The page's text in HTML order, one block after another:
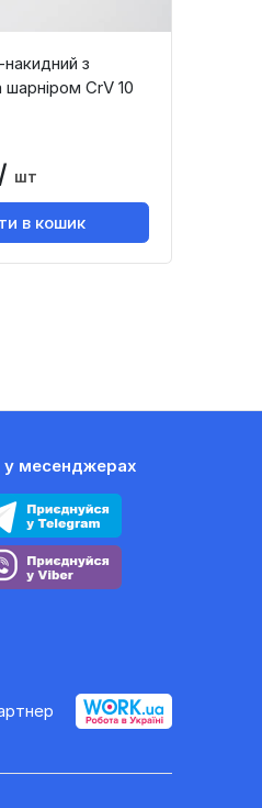
з
шарніром CrV 10
шт
в кошик
месенджерах